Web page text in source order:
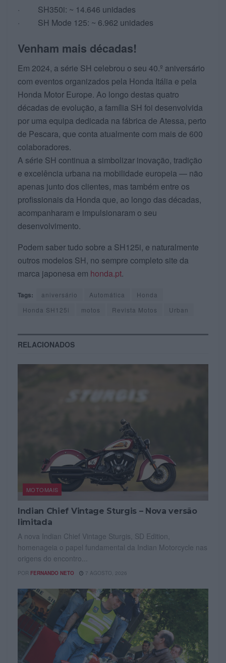
· SH350i: ~ 14.646 unidades
· SH Mode 125: ~ 6.962 unidades
Venham mais décadas!
Em 2024, a série SH celebrou o seu 40.º aniversário
com eventos organizados pela Honda Itália e pela
Honda Motor Europe. Ao longo destas quatro
décadas de evolução, a família SH foi desenvolvida
por uma equipa dedicada na fábrica de Atessa, perto
de Pescara, que conta atualmente com mais de 600
colaboradores.
A série SH continua a simbolizar inovação, tradição
e excelência urbana na mobilidade europeia — não
apenas junto dos clientes, mas também entre os
profissionais da Honda que, ao longo das décadas,
acompanharam e impulsionaram o seu
desenvolvimento.
Podem saber tudo sobre a SH125i, e naturalmente
outros modelos SH, no sempre completo site da
marca japonesa em honda.pt.
Tags: aniversário Automática
Honda
Honda SH125i
motos Revista Motos Urban
RELACIONADOS
MOTOMAIS
Indian Chief Vintage Sturgis – Nova versão
limitada
A nova Indian Chief Vintage Sturgis, SD Edition,
homenageia o papel fundamental da Indian Motorcycle nas
origens do encontro...
POR FERNANDO NETO 7 AGOSTO, 2026